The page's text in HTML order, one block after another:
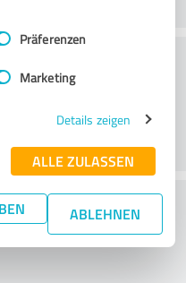
Präferenzen
Marketing
Details zeigen
ALLE ZULASSEN
ABLEHNEN
of the price to
ratio?